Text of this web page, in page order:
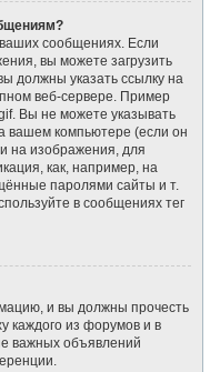
сообщениях. Если
вы можете загрузить
должны указать ссылку на
веб-сервере. Пример
Вы не можете указывать
вашем компьютере (если он
на изображения, для
как, например, на
паролями сайты и т.
в сообщениях тег
и вы должны прочесть
каждого из форумов и в
важных объявлений